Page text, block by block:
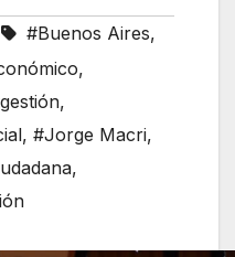
#Buenos Aires,
,
,
, #Jorge Macri,
,